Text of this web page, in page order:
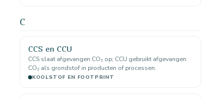
C
CCS en CCU
CCS slaat afgevangen CO₂ op; CCU gebruikt afgevangen
CO₂ als grondstof in producten of processen.
KOOLSTOF EN FOOTPRINT